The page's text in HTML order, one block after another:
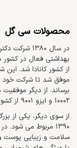
محصولات سی گل
در سال
موفق شد تا شرکت خود
برساند. از دیگر
10002 و ایزو 9001 از کشور های فرانسه و آلمان است.
از سوی دیگر، یکی از
1390 مربوط می
سلامت و زیبایی پوست